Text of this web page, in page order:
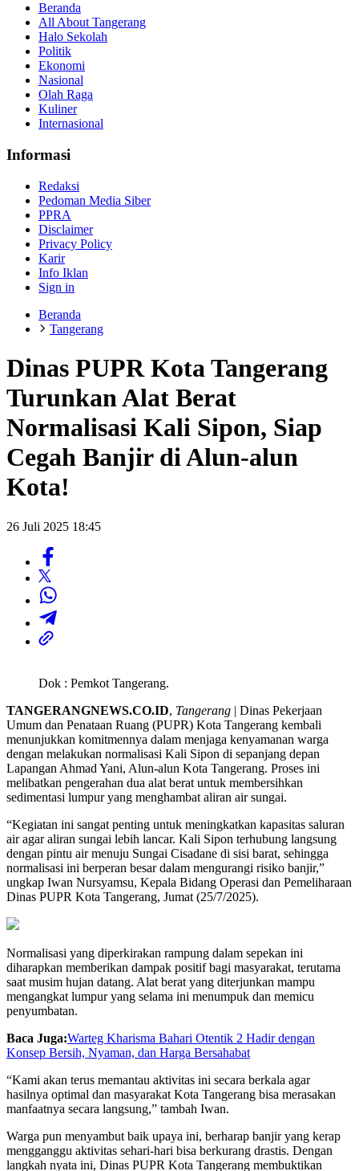
Beranda
All About Tangerang
Halo Sekolah
Politik
Ekonomi
Nasional
Olah Raga
Kuliner
Internasional
Informasi
Redaksi
Pedoman Media Siber
PPRA
Disclaimer
Privacy Policy
Karir
Info Iklan
Sign in
Beranda
Tangerang
Dinas PUPR Kota Tangerang
Turunkan Alat Berat
Normalisasi Kali Sipon, Siap
Cegah Banjir di Alun-alun
Kota!
26 Juli 2025 18:45
Dok : Pemkot Tangerang.
TANGERANGNEWS.CO.ID, Tangerang | Dinas Pekerjaan
Umum dan Penataan Ruang (PUPR) Kota Tangerang kembali
menunjukkan komitmennya dalam menjaga kenyamanan warga
dengan melakukan normalisasi Kali Sipon di sepanjang depan
Lapangan Ahmad Yani, Alun-alun Kota Tangerang. Proses ini
melibatkan pengerahan dua alat berat untuk membersihkan
sedimentasi lumpur yang menghambat aliran air sungai.
“Kegiatan ini sangat penting untuk meningkatkan kapasitas saluran
air agar aliran sungai lebih lancar. Kali Sipon terhubung langsung
dengan pintu air menuju Sungai Cisadane di sisi barat, sehingga
normalisasi ini berperan besar dalam mengurangi risiko banjir,”
ungkap Iwan Nursyamsu, Kepala Bidang Operasi dan Pemeliharaan
Dinas PUPR Kota Tangerang, Jumat (25/7/2025).
Normalisasi yang diperkirakan rampung dalam sepekan ini
diharapkan memberikan dampak positif bagi masyarakat, terutama
saat musim hujan datang. Alat berat yang diterjunkan mampu
mengangkat lumpur yang selama ini menumpuk dan memicu
penyumbatan.
Baca Juga:Warteg Kharisma Bahari Otentik 2 Hadir dengan
Konsep Bersih, Nyaman, dan Harga Bersahabat
“Kami akan terus memantau aktivitas ini secara berkala agar
hasilnya optimal dan masyarakat Kota Tangerang bisa merasakan
manfaatnya secara langsung,” tambah Iwan.
Warga pun menyambut baik upaya ini, berharap banjir yang kerap
mengganggu aktivitas sehari-hari bisa berkurang drastis. Dengan
langkah nyata ini, Dinas PUPR Kota Tangerang membuktikan